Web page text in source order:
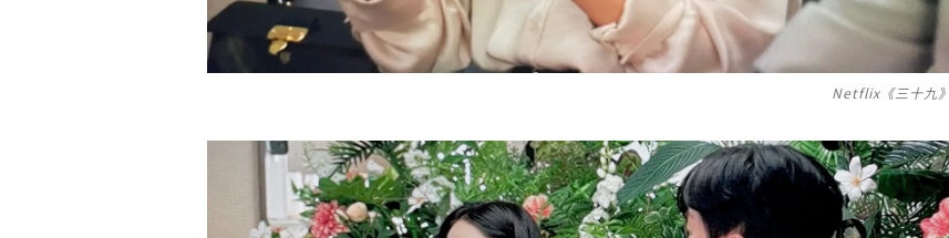
Netflix《三十九》